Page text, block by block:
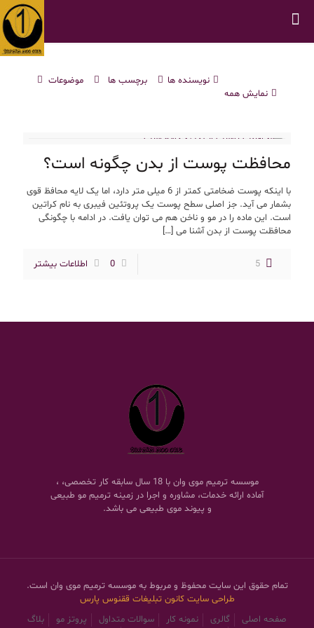
موضوعات برچسب ها
نویسنده ها
نمایش همه
محافظت پوست از بدن چگونه است؟
با اینکه پوست ضخامتی کمتر از 6 میلی متر دارد، اما یک لایه محافظ قوی
بشمار می آید. جز اصلی سطح پوست یک پروتئین فیبری به نام کراتین
است. این ماده را در مو و ناخن هم می توان یافت. در ادامه با چگونگی
محافظت پوست از بدن آشنا می […]
5
0 اطلاعات بیشتر
موسسه ترمیم موی وان با 18 سال سابقه کار تخصصی، ،
آماده ارائه خدمات، مشاوره و اجرا در زمینه ترمیم مو طبیعی
و پیوند موی طبیعی می باشد.
تمام حقوق این سایت محفوظ و مربوط به موسسه ترمیم موی وان است.
طراحی سایت کانون تبلیغات ققنوس پارس
صفحه اصلی
گالری نمونه کار سوالات متداول پروتز مو
بلاگ